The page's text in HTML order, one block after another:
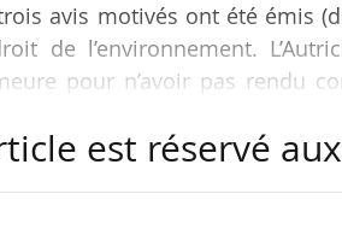
avis motivés ont été émis
de l’environnement.
pour n’avoir pas rendu
est réservé